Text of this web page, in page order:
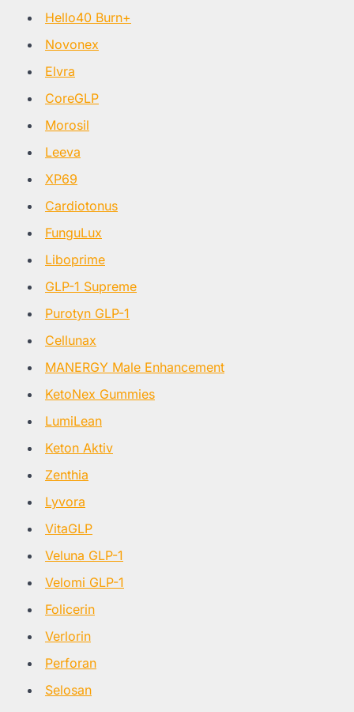
Hello40 Burn+
Novonex
Elvra
CoreGLP
Morosil
Leeva
XP69
Cardiotonus
FunguLux
Liboprime
GLP-1 Supreme
Purotyn GLP-1
Cellunax
MANERGY Male Enhancement
KetoNex Gummies
LumiLean
Keton Aktiv
Zenthia
Lyvora
VitaGLP
Veluna GLP-1
Velomi GLP-1
Folicerin
Verlorin
Perforan
Selosan